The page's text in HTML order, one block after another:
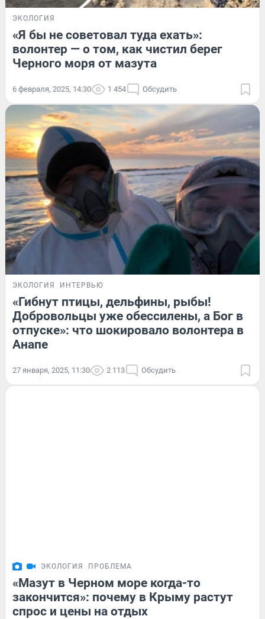
ЭКОЛОГИЯ
«Я бы не советовал туда ехать»:
волонтер — о том, как чистил берег
Черного моря от мазута
6 февраля, 2025, 14:30 1 454 Обсудить
ЭКОЛОГИЯ ИНТЕРВЬЮ
«Гибнут птицы, дельфины, рыбы!
Добровольцы уже обессилены, а Бог в
отпуске»: что шокировало волонтера в
Анапе
27 января, 2025, 11:30 2 113 Обсудить
ЭКОЛОГИЯ ПРОБЛЕМА
«Мазут в Черном море когда-то
закончится»: почему в Крыму растут
спрос и цены на отдых